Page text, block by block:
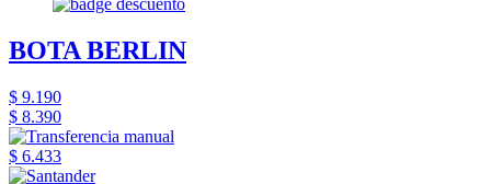
BOTA BERLIN
$ 9.190
$ 8.390
$ 6.433